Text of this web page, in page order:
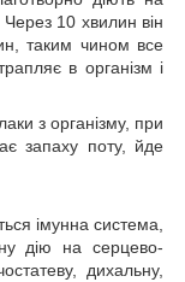
10 хвилин він
таким чином все
в організм і
з організму, при
запаху поту, йде
імунна система,
дію на серцево-
дихальну,